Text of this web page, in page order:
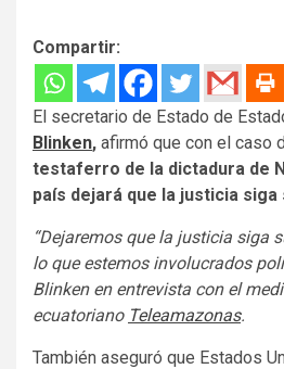
Compartir:
El secretario de Estado de
Blinken, afirmó que con el caso
testaferro de la dictadura de
país dejará que la justicia siga
“Dejaremos que la justicia siga
lo que estemos involucrados
Blinken en entrevista con el
ecuatoriano Teleamazonas.
También aseguró que Estados